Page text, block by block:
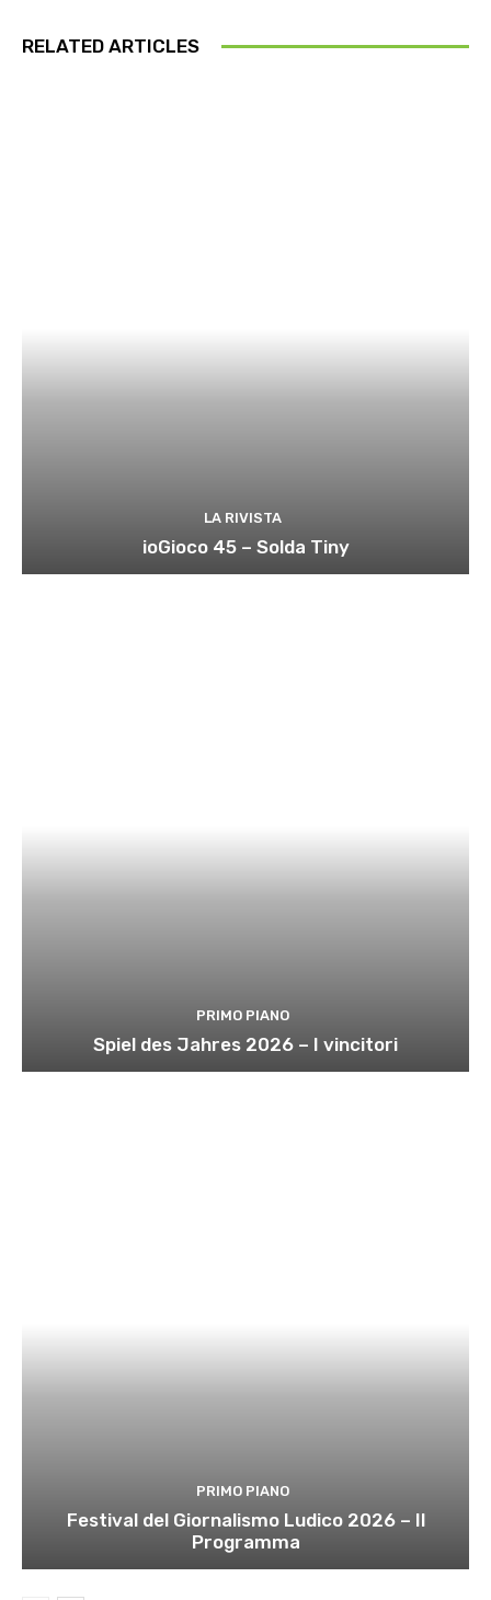
RELATED ARTICLES
LA RIVISTA
ioGioco 45 – Solda Tiny
PRIMO PIANO
Spiel des Jahres 2026 – I vincitori
PRIMO PIANO
Festival del Giornalismo Ludico 2026 – Il
Programma